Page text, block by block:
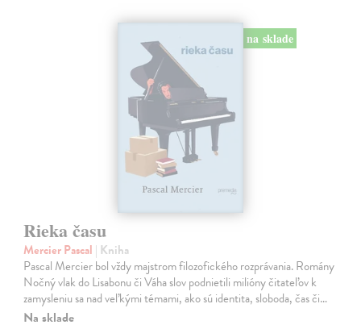
na sklade
Rieka času
Mercier Pascal | Kniha
Pascal Mercier bol vždy majstrom filozofického rozprávania. Romány
Nočný vlak do Lisabonu či Váha slov podnietili milióny čitateľov k
zamysleniu sa nad veľkými témami, ako sú identita, sloboda, čas či…
Na sklade